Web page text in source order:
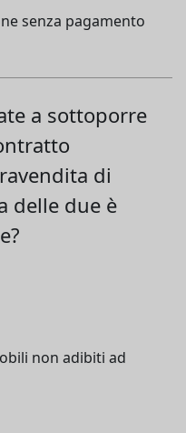
senza pagamento
a sottoporre
di
delle due è
non adibiti ad